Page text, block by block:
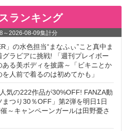
ランキング
～ 2026-08-09集計分
」の水色担当“まなふぃ”こと真中ま
グラビアに挑戦! 「週刊プレイボー
ある美ボディを披露～「ビキニとか
人前で着るのは初めてかも」
気の222作品が30%OFF! FANZA動
つり30％OFF」第2弾を明日1日
～キャンペーンガールは田野憂さ